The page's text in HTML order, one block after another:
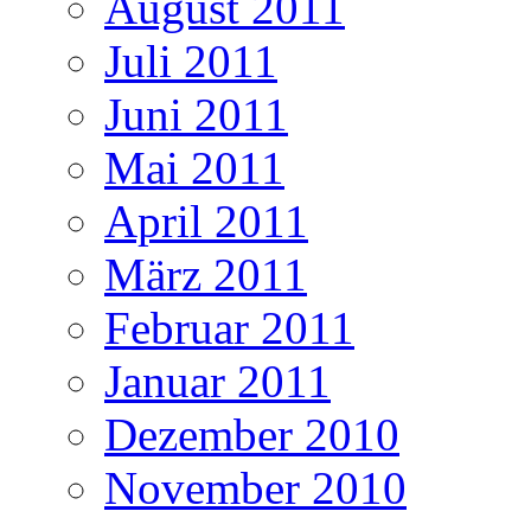
Juli 2011
Juni 2011
Mai 2011
April 2011
März 2011
Februar 2011
Januar 2011
Dezember 2010
November 2010